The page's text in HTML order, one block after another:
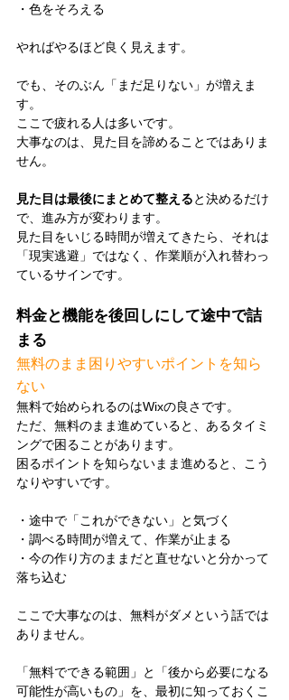
・色をそろえる
やればやるほど良く見えます。
でも、そのぶん「まだ足りない」が増えま
す。
ここで疲れる人は多いです。
大事なのは、見た目を諦めることではありま
せん。
見た目は最後にまとめて整えると決めるだけ
で、進み方が変わります。
見た目をいじる時間が増えてきたら、それは
「現実逃避」ではなく、作業順が入れ替わっ
ているサインです。
料金と機能を後回しにして途中で詰
まる
無料のまま困りやすいポイントを知ら
ない
無料で始められるのはWixの良さです。
ただ、無料のまま進めていると、あるタイミ
ングで困ることがあります。
困るポイントを知らないまま進めると、こう
なりやすいです。
・途中で「これができない」と気づく
・調べる時間が増えて、作業が止まる
・今の作り方のままだと直せないと分かって
落ち込む
ここで大事なのは、無料がダメという話では
ありません。
「無料でできる範囲」と「後から必要になる
可能性が高いもの」を、最初に知っておくこ